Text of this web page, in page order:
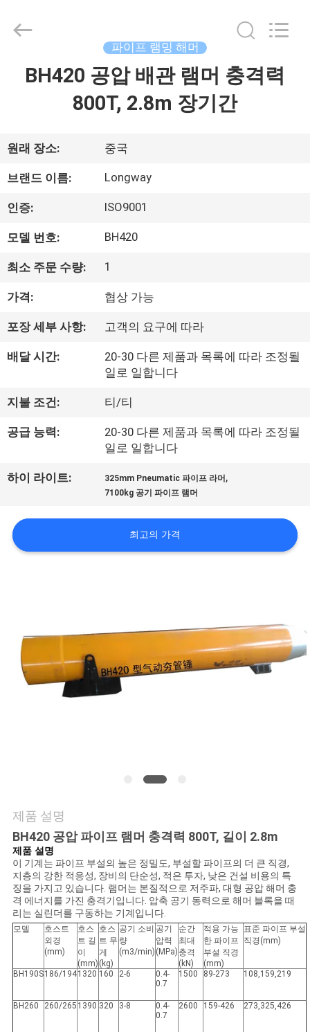
품
비
디
우
리
에
한
것
공
장
투
와
연
락
뉴
스
건
Langfang
파이프 램밍 해머
BH420 공압 배관 램머 충격력
800T, 2.8m 장기간
원래 장소: 중국
브랜드 이름: Longway
인증: ISO9001
모델 번호: BH420
최소 주문 수량: 1
가격: 협상 가능
포장 세부 사항: 고객의 요구에 따라
배달 시간:
20-30 다른 제품과 목록에 따라 조정될
일로 일합니다
지불 조건: 티/티
공급 능력:
20-30 다른 제품과 목록에 따라 조정될
일로 일합니다
하이 라이트: 325mm Pneumatic 파이프 라머 ,
7100kg 공기 파이프 램머
최고의 가격
제품 설명
BH420 공압 파이프 램머 충격력 800T, 길이 2.8m
제품 설명
이 기계는 파이프 부설의 높은 정밀도, 부설할 파이프의 더 큰 직경,
지층의 강한 적응성, 장비의 단순성, 적은 투자, 낮은 건설 비용의 특
징을 가지고 있습니다. 램머는 본질적으로 저주파, 대형 공압 해머 충
격 에너지를 가진 충격기입니다. 압축 공기 동력으로 해머 블록을 때
리는 실린더를 구동하는 기계입니다.
모델
호스트
외경
(mm)
호스
트 길
이
(mm)
호스
트 무
게
(kg)
공기 소비
량
(m3/min)
공기
압력
(MPa)
순간
최대
충격
(kN)
적용 가능
한 파이프
부설 직경
(mm)
표준 파이프 부설
직경(mm)
BH190S186/1941320 160 2-6
0.4-
0.7
1500 89-273 108,159,219
BH260 260/265 1390 320 3-8
0.4-
0.7
2600 159-426 273,325,426